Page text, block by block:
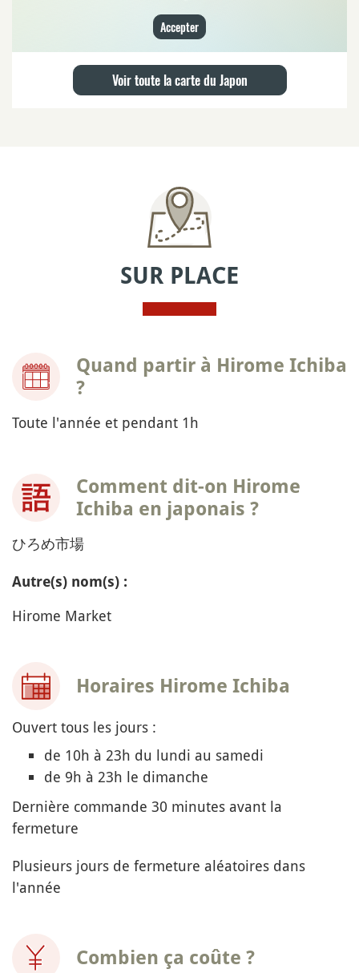
Accepter
Voir toute la carte du Japon
SUR PLACE
Quand partir à Hirome Ichiba
?
Toute l'année et pendant 1h
Comment dit-on Hirome
Ichiba en japonais ?
ひろめ市場
Autre(s) nom(s) :
Hirome Market
Horaires Hirome Ichiba
Ouvert tous les jours :
de 10h à 23h du lundi au samedi
de 9h à 23h le dimanche
Dernière commande 30 minutes avant la
fermeture
Plusieurs jours de fermeture aléatoires dans
l'année
Combien ça coûte ?